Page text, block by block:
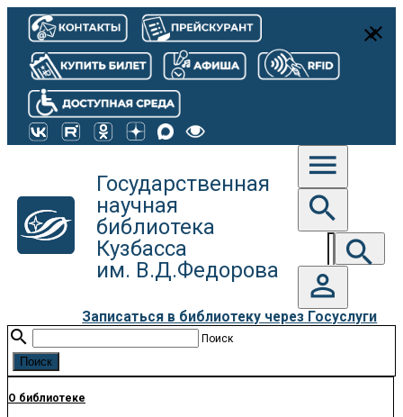
Государственная
научная
библиотека
Кузбасса
им. В.Д.Федорова
menu
search
search
person_outline
Записаться в библиотеку через Госуслуги
close
search Поиск
О библиотеке
close